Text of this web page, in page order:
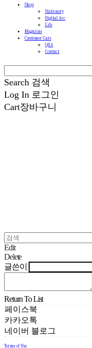
Shop
Stationery
Digital Acc
Life
Magazine
Customer Care
Q&A
Contact
Search 검색
Log In 로그인
Cart장바구니
Edit
Delete
글쓴이
Return To List
페이스북
카카오톡
네이버 블로그
Terms of Use